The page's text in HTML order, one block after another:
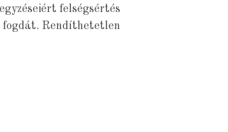
felségsértés
fogdát. Rendíthetetlen